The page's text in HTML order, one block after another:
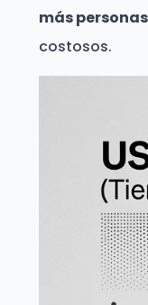
más personas
costosos.